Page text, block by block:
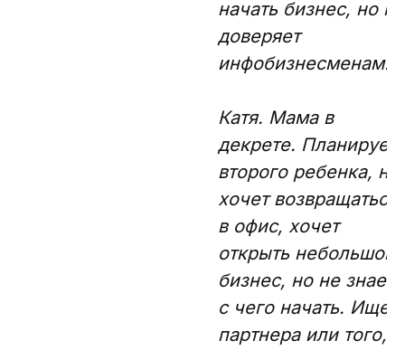
начать бизнес, но не
доверяет
инфобизнесменам.
Катя. Мама в
декрете. Планирует
второго ребенка, не
хочет возвращаться
в офис, хочет
открыть небольшой
бизнес, но не знает,
с чего начать. Ищет
партнера или того,